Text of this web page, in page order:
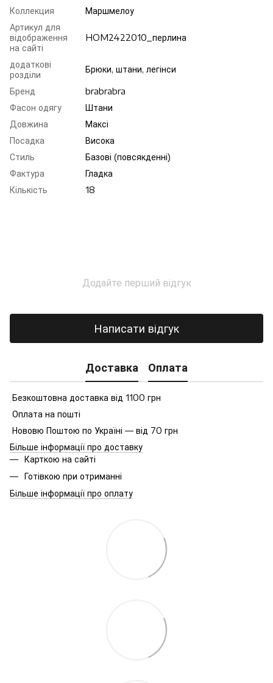
Коллекция
Маршмелоу
Артикул для
відображення
на сайті
HOM2422010_перлина
додаткові
розділи
Брюки, штани, легінси
Бренд
brabrabra
Фасон одягу
Штани
Довжина
Максі
Посадка
Висока
Стиль
Базові (повсякденні)
Фактура
Гладка
Кількість
18
Додайте перший відгук
Написати відгук
Доставка Оплата
Безкоштовна доставка від 1100 грн
Оплата на пошті
Нововю Поштою по Україні — від 70 грн
Більше інформації про доставку
Карткою на сайті
Готівкою при отриманні
Більше інформації про оплату